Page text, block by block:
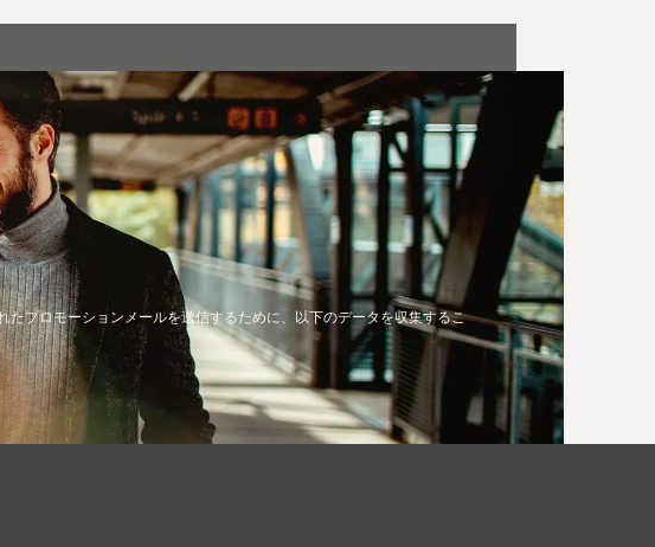
プロモーションメールを送信するために、以下のデータを収集するこ